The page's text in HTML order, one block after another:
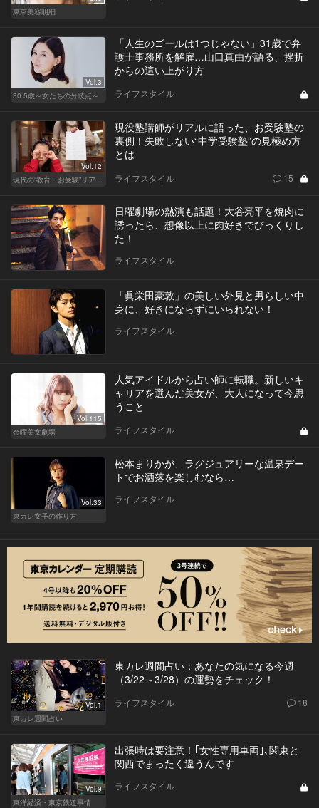
東京美容明細
Vol.3
30.5歳～女たちの分岐点～
「人生のゴールは1つじゃない」31歳で弁
護士事務所を解雇…山口真由が語る、挫折
からの這い上がり方
ライフスタイル
Vol.12
現代の“教育・お受験”リアルドキュメント
現役塾講師がリアルに語った、お受験塾の
裏側！失敗しない“中学受験塾”の見極め方
とは
ライフスタイル 15
日曜劇場の熱演も話題！大谷亮平を焼肉に
誘ったら、想像以上に肉好きでびっくりし
た！
ライフスタイル
「眞栄田豪敦」の美しい外見と男らしい中
身に、好きにならずにいられない！
ライフスタイル
Vol.115
金曜美女劇場
人気アイドルから占い師に転職。新しいキ
ャリアを選んだ美女が、大人になって今思
うこと
ライフスタイル
Vol.33
東カレ女子の作り方
松本まりかが、ラグジュアリーな温泉デー
トでお洒落を楽しむなら…
ライフスタイル
Vol.1
東カレ週間占い
東カレ週間占い：あなたの気になる今週
（3/22～3/28）の運勢をチェック！
ライフスタイル 18
Vol.9
東洋経済・東京鉄道事情
出張時は要注意！｢女性専用車両｣､関東と
関西でまったく違うんです
ライフスタイル